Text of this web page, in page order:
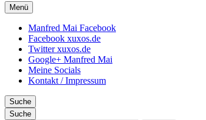
Menü
Manfred Mai Facebook
Facebook xuxos.de
Twitter xuxos.de
Google+ Manfred Mai
Meine Socials
Kontakt / Impressum
Suche
Suche